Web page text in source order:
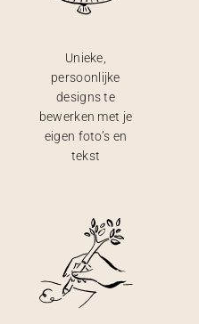
Unieke,
persoonlijke
designs te
bewerken met je
eigen foto’s en
tekst